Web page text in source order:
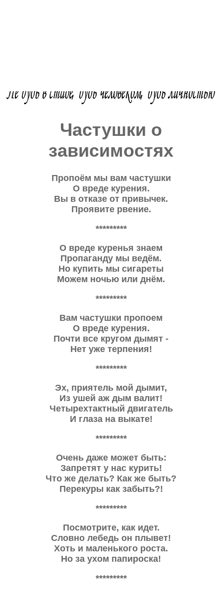
Частушки о
зависимостях
Пропоём мы вам частушки
О вреде курения.
Вы в отказе от привычек.
Проявите рвение.
*********
О вреде куренья знаем
Пропаганду мы ведём.
Но купить мы сигареты
Можем ночью или днём.
*********
Вам частушки пропоем
О вреде курения.
Почти все кругом дымят -
Нет уже терпения!
*********
Эх, приятель мой дымит,
Из ушей аж дым валит!
Четырехтактный двигатель
И глаза на выкате!
*********
Очень даже может быть:
Запретят у нас курить!
Что же делать? Как же быть?
Перекуры как забыть?!
*********
Посмотрите, как идет.
Словно лебедь он плывет!
Хоть и маленького роста.
Но за ухом папироска!
*********